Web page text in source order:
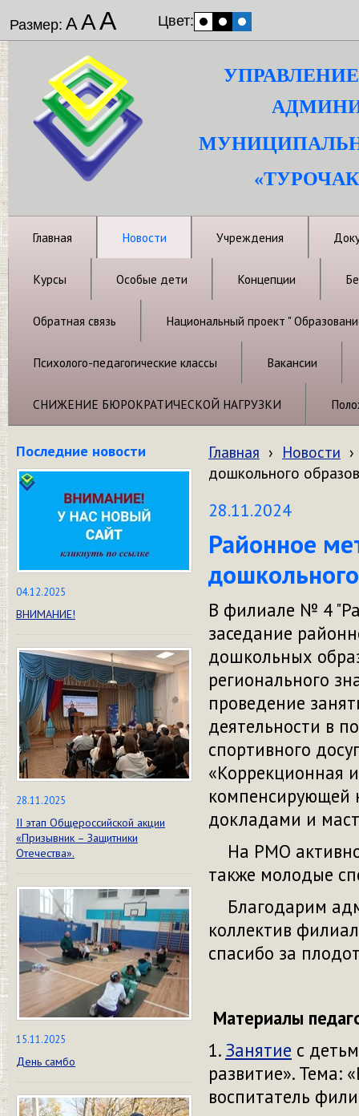
Размер: ААА Цвет:
Главная Новости Учреждения
Курсы Особые дети Концепции
Обратная связь Национальный проект "
Психолого-педагогические классы Вакансии
СНИЖЕНИЕ БЮРОКРАТИЧЕСКОЙ НАГРУЗКИ
Последние новости
04.12.2025
ВНИМАНИЕ!
28.11.2025
II этап Общероссийской акции
«Призывник – Защитники
Отечества».
15.11.2025
День самбо
Главная › Новости ›
дошкольного
28.11.2024
Районное
В филиале № 4
заседание
дошкольных
регионального
проведение
деятельности в
спортивного
«Коррекционная
компенсирующей
докладами и
На РМО активно
также молодые
Благодарим
коллектив
спасибо за
Материалы
1. Занятие с
развитие». Тема:
воспитатель